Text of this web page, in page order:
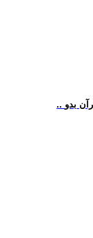
بدو